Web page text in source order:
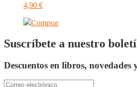
4,90 €
Comprar
Suscríbete a nuestro
Descuentos en libros, novedades